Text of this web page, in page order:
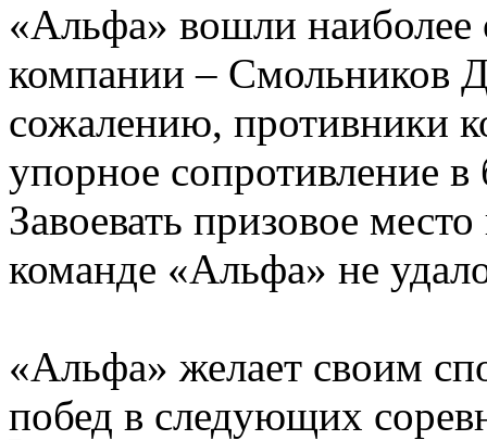
«Альфа» вошли
компании – Смольников
сожалению, противники
упорное сопротивление
Завоевать призовое
команде «Альфа» не
«Альфа» желает своим
побед в следующих